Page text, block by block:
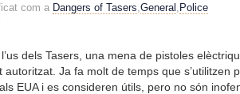
com a Dangers of Tasers,General , Police
dels Tasers, una mena de pistoles
autoritzat. Ja fa molt de temps que s’utilitzen
EUA i es consideren útils, pero no són